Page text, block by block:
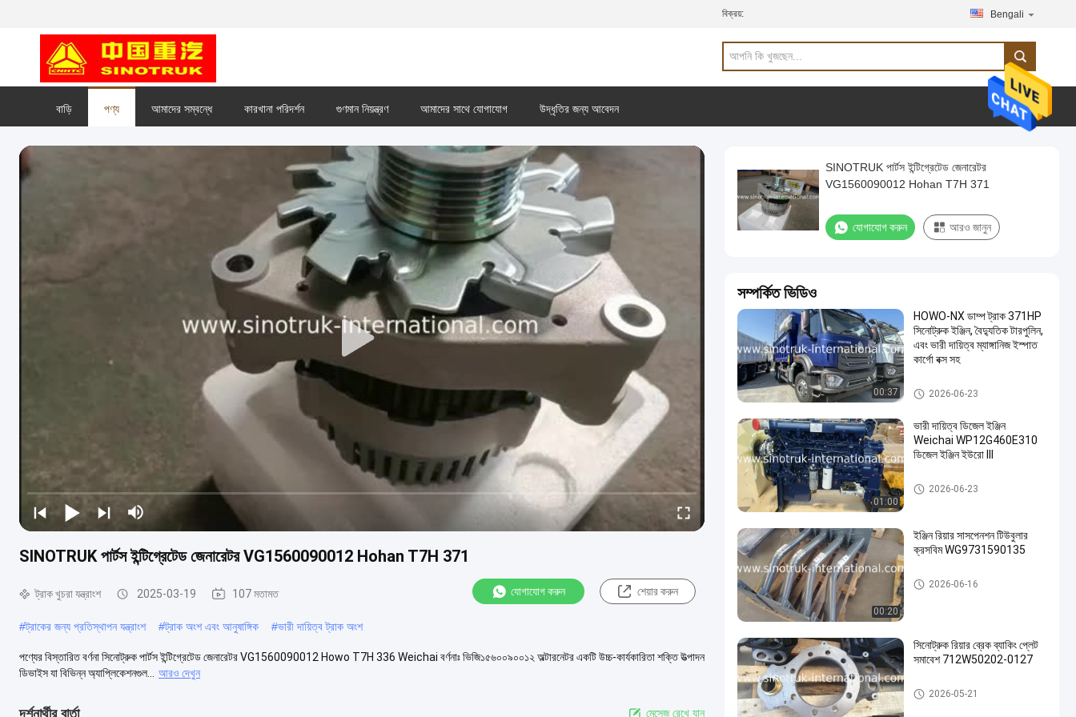
বিক্রয়: Bengali
বাড়ি পণ্য আমাদের সম্বন্ধে কারখানা পরিদর্শন গুণমান নিয়ন্ত্রণ আমাদের সাথে যোগাযোগ উদ্ধৃতির জন্য আবেদন
SINOTRUK পার্টস ইন্টিগ্রেটেড জেনারেটর VG1560090012 Hohan T7H 371
ট্রাক খুচরা যন্ত্রাংশ 2025-03-19 107 মতামত যোগাযোগ করুন শেয়ার করুন
#ট্রাকের জন্য প্রতিস্থাপন যন্ত্রাংশ #ট্রাক অংশ এবং আনুষাঙ্গিক #ভারী দায়িত্ব ট্রাক অংশ
পণ্যের বিস্তারিত বর্ণনা সিনোট্রুক পার্টস ইন্টিগ্রেটেড জেনারেটর VG1560090012 Howo T7H 336 Weichai বর্ণনাঃ ভিজি১৫৬০০৯০০১২ অল্টারনেটর একটি উচ্চ-কার্যকারিতা শক্তি উত্পাদন
ডিভাইস যা বিভিন্ন অ্যাপ্লিকেশনগুল...
আরও দেখুন
দর্শনার্থীর বার্তা মেসেজ রেখে যান
SINOTRUK পার্টস ইন্টিগ্রেটেড জেনারেটর
VG1560090012 Hohan T7H 371
যোগাযোগ করুন আরও জানুন
সম্পর্কিত ভিডিও
00:37
HOWO-NX ডাম্প ট্রাক 371HP
সিনোট্রুক ইঞ্জিন, বৈদ্যুতিক টারপুলিন,
এবং ভারী দায়িত্ব ম্যাঙ্গানিজ ইস্পাত
কার্গো বক্স সহ
ট্রাক খুচরা যন্ত্রাংশ
2026-06-23
01:00
ভারী দায়িত্ব ডিজেল ইঞ্জিন
Weichai WP12G460E310
ডিজেল ইঞ্জিন ইউরো III
ট্রাক খুচরা যন্ত্রাংশ
2026-06-23
00:20
ইঞ্জিন রিয়ার সাসপেনশন টিউবুলার
ক্রসবিম WG9731590135
ট্রাক খুচরা যন্ত্রাংশ
2026-06-16
সিনোট্রুক রিয়ার ব্রেক ব্যাকিং প্লেট
সমাবেশ 712W50202-0127
ট্রাক খুচরা যন্ত্রাংশ
2026-05-21